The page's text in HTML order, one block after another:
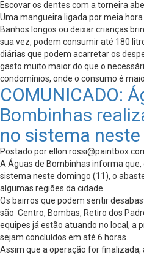
Escovar os dentes com a torneira
Uma mangueira ligada por meia
Banhos longos ou deixar crianças
sua vez, podem consumir até 180
diárias que podem acarretar os
gasto muito maior do que o
condomínios, onde o consumo é
COMUNICADO:
Bombinhas
no sistema
Postado por
A Águas de Bombinhas informa
sistema neste domingo (11), o
algumas regiões da cidade.
Os bairros que podem sentir
são Centro, Bombas, Retiro dos
equipes já estão atuando no local, a
sejam concluídos em até 6 horas.
Assim que a operação for